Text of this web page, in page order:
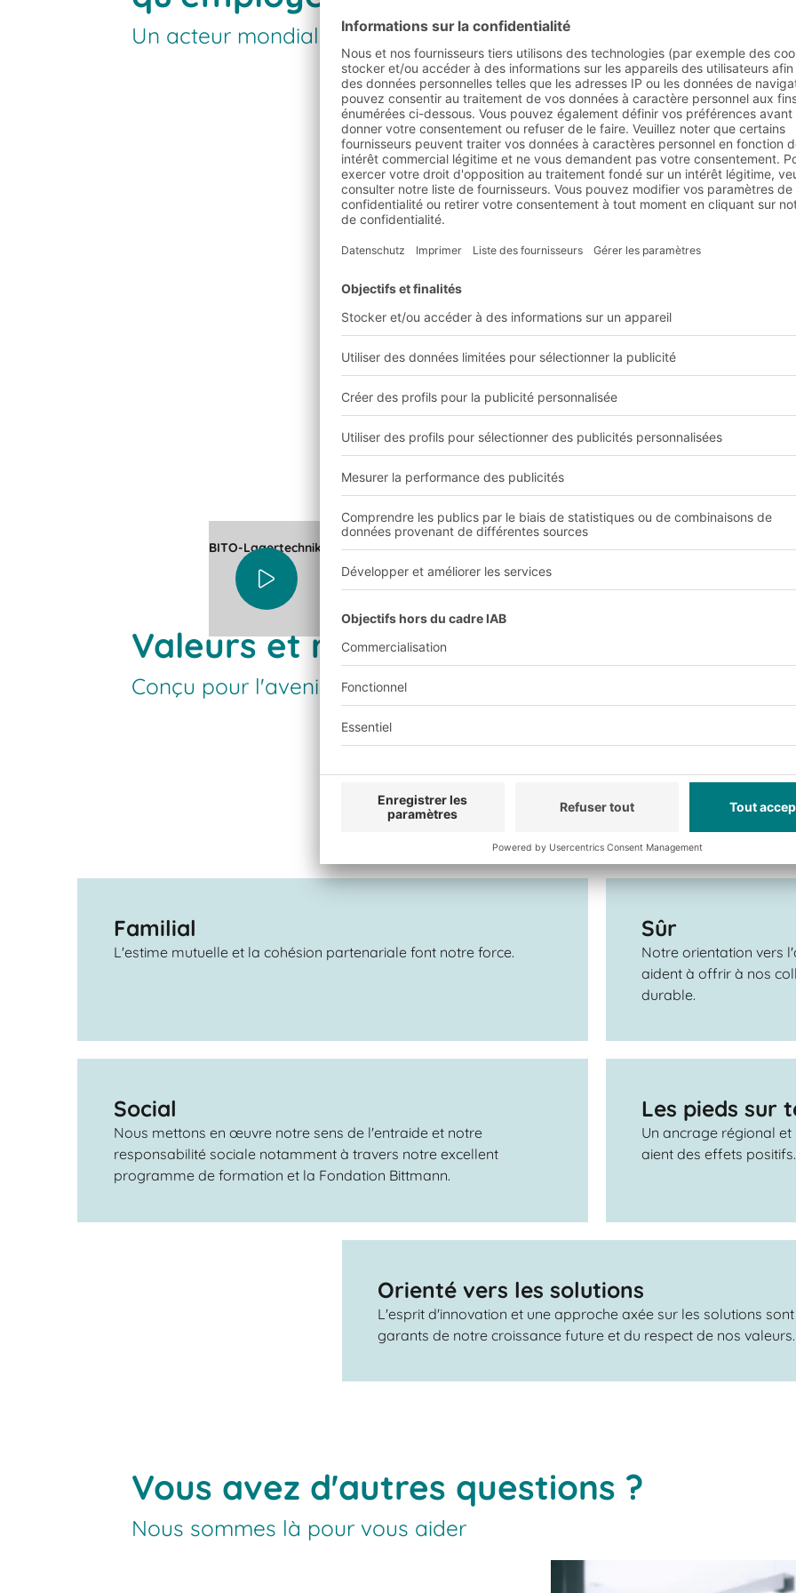
Un acteur mondial qui aime sa région
Nous avons besoin de votre
consentement pour charger le
service YouTube Video!
certains contenus susceptibles de collecter des
contenu.
En savoir plus
Accepter
powered by
Usercentrics Consent Management Platform
BITO-Lagertechnik – Innovationsträger seit 1845
Valeurs et responsabilité sociale
Conçu pour l'avenir
Familial
L'estime mutuelle et la cohésion partenariale font notre force.
Sûr
Notre orientation vers
aident à offrir à nos
durable.
Social
Nous mettons en œuvre notre sens de l'entraide et notre
responsabilité sociale notamment à travers notre excellent
programme de formation et la Fondation Bittmann.
Les pieds sur
Un ancrage régional
aient des effets positifs.
Orienté vers les solutions
L'esprit d'innovation et une approche axée sur les solutions
garants de notre croissance future et du respect de nos valeurs.
Vous avez d'autres questions ?
Nous sommes là pour vous aider